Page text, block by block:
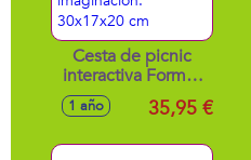
Cesta de picnic
interactiva Formas
y sabores. Con
respuestas
1 año 35,95 €